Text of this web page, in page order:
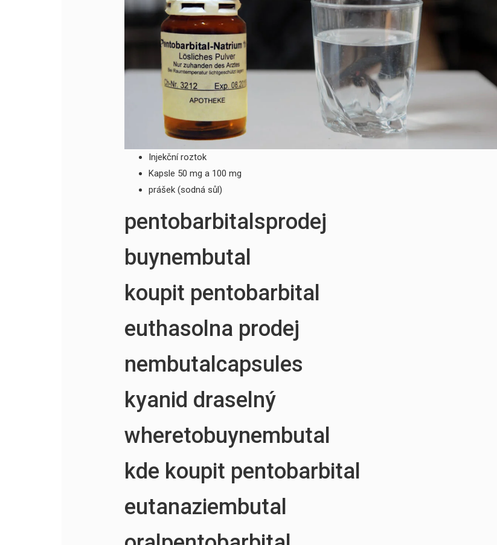
Injekční roztok
Kapsle 50 mg a 100 mg
prášek (sodná sůl)
pentobarbitalsprodej
buynembutal
koupit pentobarbital
euthasolna prodej
nembutalcapsules
kyanid draselný
wheretobuynembutal
kde koupit pentobarbital
eutanaziembutal